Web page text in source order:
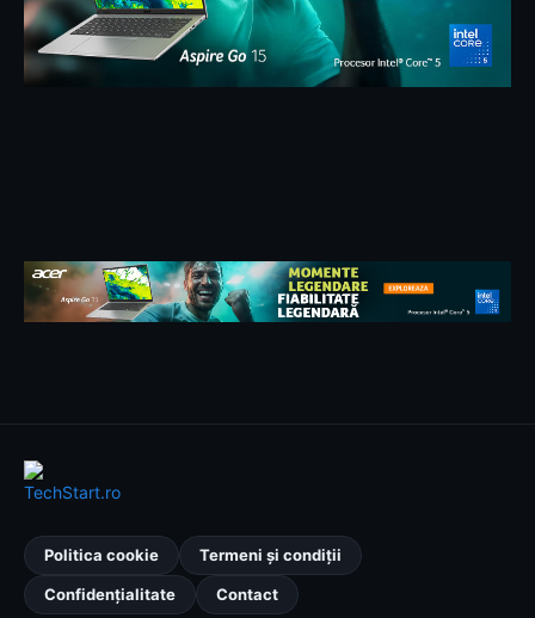
Politica cookie Termeni și condiții
Confidențialitate Contact